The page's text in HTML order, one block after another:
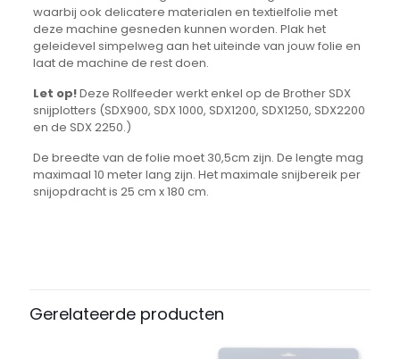
waarbij ook delicatere materialen en textielfolie met
deze machine gesneden kunnen worden. Plak het
geleidevel simpelweg aan het uiteinde van jouw folie en
laat de machine de rest doen.
Let op!Deze Rollfeeder werkt enkel op de Brother SDX
snijplotters (SDX900, SDX 1000, SDX1200, SDX1250, SDX2200
en de SDX 2250.)
De breedte van de folie moet 30,5cm zijn. De lengte mag
maximaal 10 meter lang zijn. Het maximale snijbereik per
snijopdracht is 25 cm x 180 cm.
Wees de eerste om “Rollfeeder 2
voor de Brother ScanNCut SDX
series” te beoordelen
Gerelateerde producten